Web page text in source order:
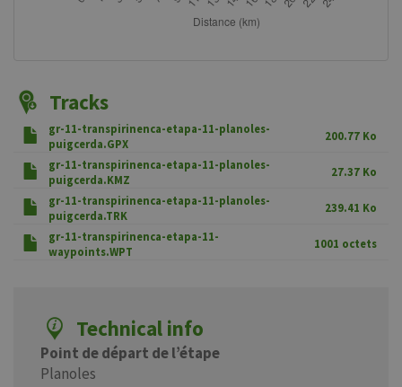
Tracks
gr-11-transpirinenca-etapa-11-planoles-
puigcerda.GPX
200.77 Ko
gr-11-transpirinenca-etapa-11-planoles-
puigcerda.KMZ
27.37 Ko
gr-11-transpirinenca-etapa-11-planoles-
puigcerda.TRK
239.41 Ko
gr-11-transpirinenca-etapa-11-
waypoints.WPT
1001 octets
Technical info
Point de départ de l’étape
Planoles